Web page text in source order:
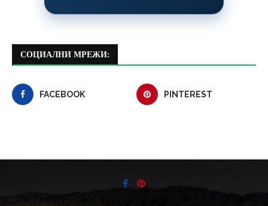
СОЦИАЛНИ МРЕЖИ:
FACEBOOK PINTEREST